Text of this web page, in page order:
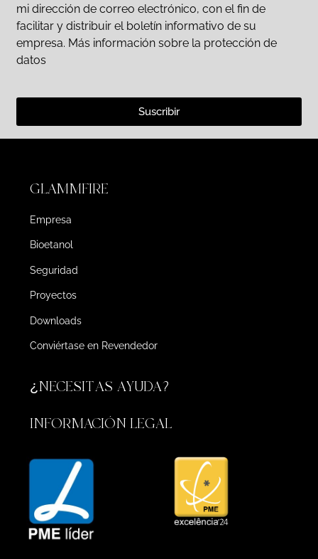
mi dirección de correo electrónico, con el fin de
facilitar y distribuir el boletín informativo de su
empresa. Más información sobre la protección de
datos
Suscribir
GLAMMFIRE
Empresa
Bioetanol
Seguridad
Proyectos
Downloads
Conviértase en Revendedor
¿NECESITAS AYUDA?
INFORMACIÓN LEGAL